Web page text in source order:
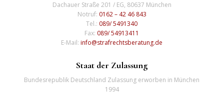
Dachauer Straße 201 / EG, 80637 München
Notruf: 0162 – 42 46 843
Tel.: 089/ 5491340
Fax: 089/ 54913411
E-Mail:info@strafrechtsberatung.de
Staat der Zulassung
Bundesrepublik Deutschland Zulassung erworben in München
1994